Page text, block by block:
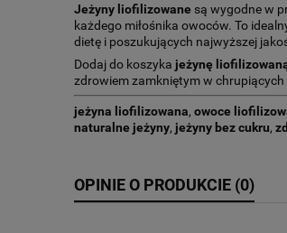
Jeżyny liofilizowane są wygodne w
każdego miłośnika owoców. To
dietę i poszukujących najwyższej
Dodaj do koszyka jeżynę
zdrowiem zamkniętym w
jeżyna liofilizowana, owoce
naturalne jeżyny, jeżyny bez cukru,
OPINIE O PRODUKCIE (0)